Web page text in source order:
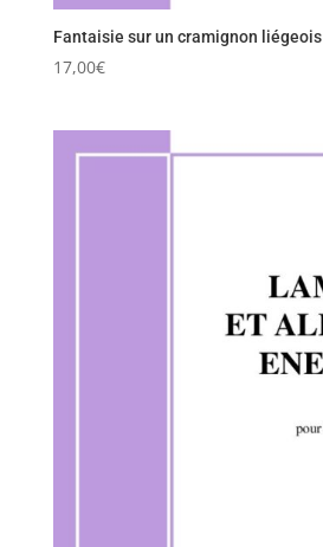
Fantaisie sur un cramignon liégeois
17,00€